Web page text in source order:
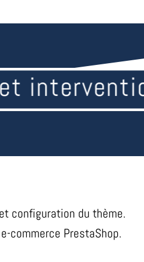
configuration du thème.
commerce PrestaShop.